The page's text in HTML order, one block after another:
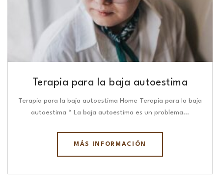
Terapia para la baja autoestima
Terapia para la baja autoestima Home Terapia para la baja
autoestima “ La baja autoestima es un problema…
MÁS INFORMACIÓN